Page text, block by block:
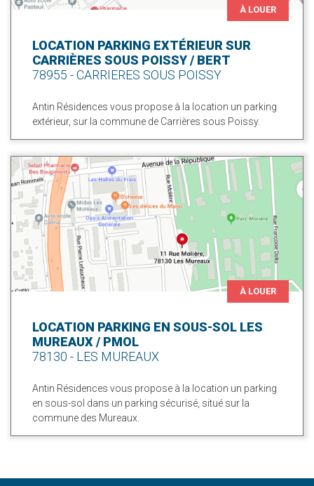
À LOUER
LOCATION PARKING EXTÉRIEUR SUR
CARRIÈRES SOUS POISSY / BERT
78955 - CARRIERES SOUS POISSY
Antin Résidences vous propose à la location un parking
extérieur, sur la commune de Carrières sous Poissy.
À LOUER
LOCATION PARKING EN SOUS-SOL LES
MUREAUX / PMOL
78130 - LES MUREAUX
Antin Résidences vous propose à la location un parking
en sous-sol dans un parking sécurisé, situé sur la
commune des Mureaux.